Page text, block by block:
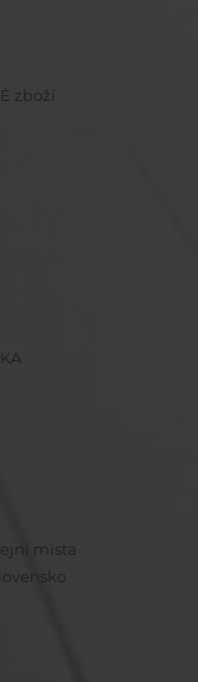
zboží
místa